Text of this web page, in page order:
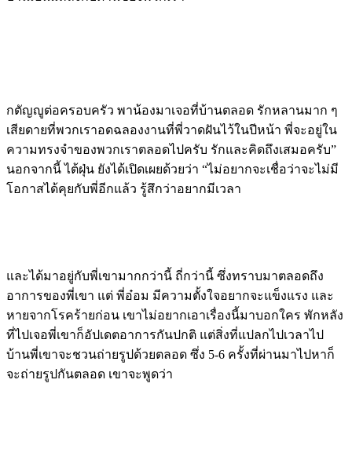
กตัญญูต่อครอบครัว พาน้องมาเจอที่บ้านตลอด รักหลานมาก ๆ
เสียดายที่พวกเราอดฉลองงานที่พี่วาดฝันไว้ในปีหน้า พี่จะอยู่ใน
ความทรงจำของพวกเราตลอดไปครับ รักและคิดถึงเสมอครับ”
นอกจากนี้ ไต้ฝุ่น ยังได้เปิดเผยด้วยว่า “ไม่อยากจะเชื่อว่าจะไม่มี
โอกาสได้คุยกับพี่อีกแล้ว รู้สึกว่าอยากมีเวลา
และได้มาอยู่กับพี่เขามากกว่านี้ ถี่กว่านี้ ซึ่งทราบมาตลอดถึง
อาการของพี่เขา แต่ พี่อ๋อม มีความตั้งใจอยากจะแข็งแรง และ
หายจากโรคร้ายก่อน เขาไม่อยากเอาเรื่องนี้มาบอกใคร พักหลัง
ที่ไปเจอพี่เขาก็อัปเดตอาการกันปกติ แต่สิ่งที่แปลกไปเวลาไป
บ้านพี่เขาจะชวนถ่ายรูปด้วยตลอด ซึ่ง 5-6 ครั้งที่ผ่านมาไปหาก็
จะถ่ายรูปกันตลอด เขาจะพูดว่า